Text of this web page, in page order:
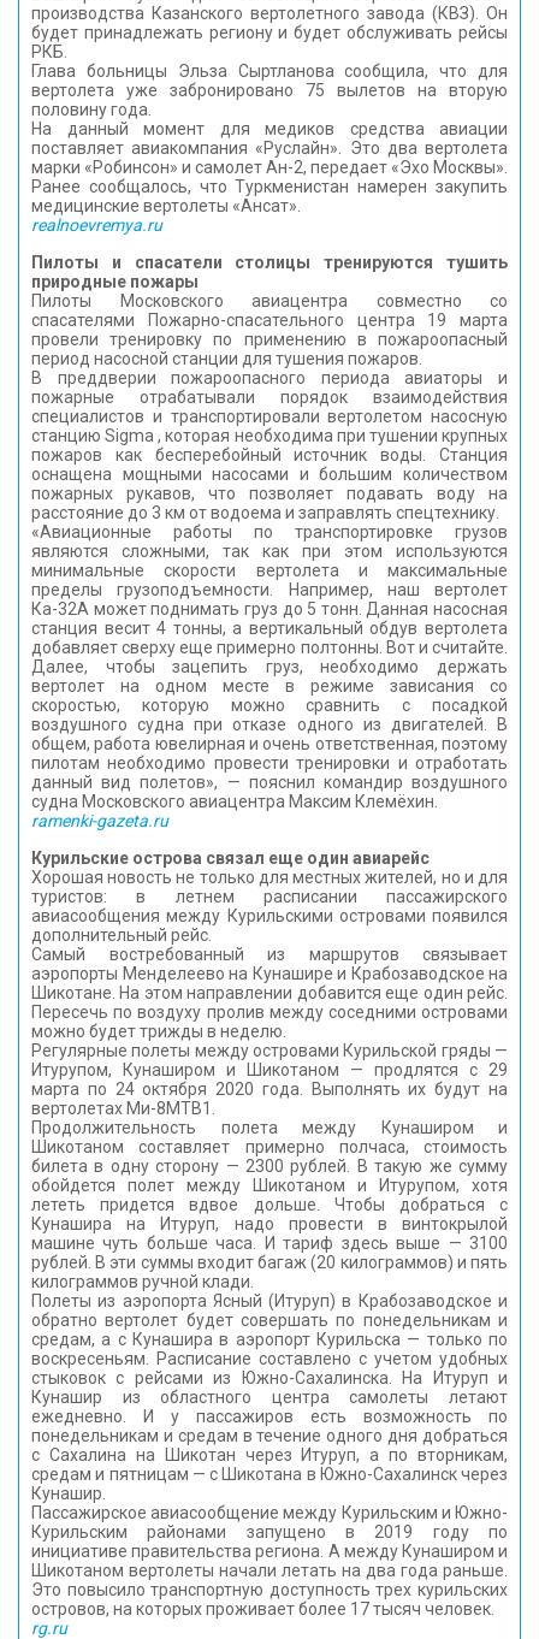
КОНТАКТЫ
производства Казанского вертолетного завода (КВЗ). Он
будет принадлежать региону и будет обслуживать рейсы
РКБ.
Глава больницы Эльза Сыртланова сообщила, что для
вертолета уже забронировано 75 вылетов на вторую
половину года.
На данный момент для медиков средства авиации
поставляет авиакомпания «Руслайн». Это два вертолета
марки «Робинсон» и самолет Ан-2, передает «Эхо Москвы».
Ранее сообщалось, что Туркменистан намерен закупить
медицинские вертолеты «Ансат».
realnoevremya.ru
Пилоты и спасатели столицы тренируются тушить
природные пожары
Пилоты Московского авиацентра совместно со
спасателями Пожарно-спасательного центра 19 марта
провели тренировку по применению в пожароопасный
период насосной станции для тушения пожаров.
В преддверии пожароопасного периода авиаторы и
пожарные отрабатывали порядок взаимодействия
специалистов и транспортировали вертолетом насосную
станцию Sigma , которая необходима при тушении крупных
пожаров как бесперебойный источник воды. Станция
оснащена мощными насосами и большим количеством
пожарных рукавов, что позволяет подавать воду на
расстояние до 3 км от водоема и заправлять спецтехнику.
«Авиационные работы по транспортировке грузов
являются сложными, так как при этом используются
минимальные скорости вертолета и максимальные
пределы грузоподъемности. Например, наш вертолет
Ка-32А может поднимать груз до 5 тонн. Данная насосная
станция весит 4 тонны, а вертикальный обдув вертолета
добавляет сверху еще примерно полтонны. Вот и считайте.
Далее, чтобы зацепить груз, необходимо держать
вертолет на одном месте в режиме зависания со
скоростью, которую можно сравнить с посадкой
воздушного судна при отказе одного из двигателей. В
общем, работа ювелирная и очень ответственная, поэтому
пилотам необходимо провести тренировки и отработать
данный вид полетов», — пояснил командир воздушного
судна Московского авиацентра Максим Клемёхин.
ramenki-gazeta.ru
Курильские острова связал еще один авиарейс
Хорошая новость не только для местных жителей, но и для
туристов: в летнем расписании пассажирского
авиасообщения между Курильскими островами появился
дополнительный рейс.
Самый востребованный из маршрутов связывает
аэропорты Менделеево на Кунашире и Крабозаводское на
Шикотане. На этом направлении добавится еще один рейс.
Пересечь по воздуху пролив между соседними островами
можно будет трижды в неделю.
Регулярные полеты между островами Курильской гряды —
Итурупом, Кунаширом и Шикотаном — продлятся с 29
марта по 24 октября 2020 года. Выполнять их будут на
вертолетах Ми-8МТВ1.
Продолжительность полета между Кунаширом и
Шикотаном составляет примерно полчаса, стоимость
билета в одну сторону — 2300 рублей. В такую же сумму
обойдется полет между Шикотаном и Итурупом, хотя
лететь придется вдвое дольше. Чтобы добраться с
Кунашира на Итуруп, надо провести в винтокрылой
машине чуть больше часа. И тариф здесь выше — 3100
рублей. В эти суммы входит багаж (20 килограммов) и пять
килограммов ручной клади.
Полеты из аэропорта Ясный (Итуруп) в Крабозаводское и
обратно вертолет будет совершать по понедельникам и
средам, а с Кунашира в аэропорт Курильска — только по
воскресеньям. Расписание составлено с учетом удобных
стыковок с рейсами из Южно-Сахалинска. На Итуруп и
Кунашир из областного центра самолеты летают
ежедневно. И у пассажиров есть возможность по
понедельникам и средам в течение одного дня добраться
с Сахалина на Шикотан через Итуруп, а по вторникам,
средам и пятницам — с Шикотана в Южно-Сахалинск через
Кунашир.
Пассажирское авиасообщение между Курильским и Южно-
Курильским районами запущено в 2019 году по
инициативе правительства региона. А между Кунаширом и
Шикотаном вертолеты начали летать на два года раньше.
Это повысило транспортную доступность трех курильских
островов, на которых проживает более 17 тысяч человек.
rg.ru